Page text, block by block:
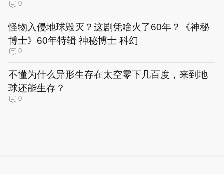
0
怪物入侵地球毁灭？这剧凭啥火了60年？《神秘
博士》60年特辑 神秘博士 科幻
0
不懂为什么异形生存在太空零下几百度，来到地
球还能生存？
0